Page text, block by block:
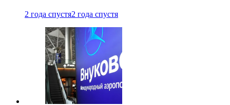
2 года спустя2 года спустя